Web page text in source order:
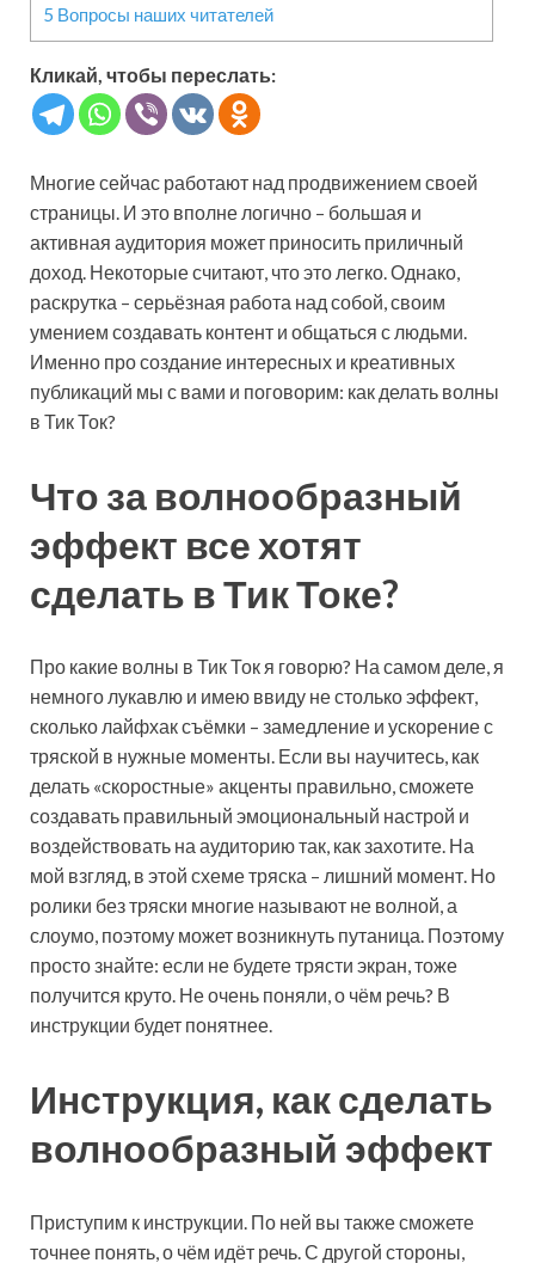
5 Вопросы наших читателей
Кликай, чтобы переслать:
Многие сейчас работают над продвижением своей
страницы. И это вполне логично – большая и
активная аудитория может приносить приличный
доход. Некоторые считают, что это легко. Однако,
раскрутка – серьёзная работа над собой, своим
умением создавать контент и общаться с людьми.
Именно про создание интересных и креативных
публикаций мы с вами и поговорим: как делать волны
в Тик Ток?
Что за волнообразный
эффект все хотят
сделать в Тик Токе?
Про какие волны в Тик Ток я говорю? На самом деле, я
немного лукавлю и имею ввиду не столько эффект,
сколько лайфхак съёмки – замедление и ускорение с
тряской в нужные моменты. Если вы научитесь, как
делать «скоростные» акценты правильно, сможете
создавать правильный эмоциональный настрой и
воздействовать на аудиторию так, как захотите. На
мой взгляд, в этой схеме тряска – лишний момент. Но
ролики без тряски многие называют не волной, а
слоумо, поэтому может возникнуть путаница. Поэтому
просто знайте: если не будете трясти экран, тоже
получится круто. Не очень поняли, о чём речь? В
инструкции будет понятнее.
Инструкция, как сделать
волнообразный эффект
Приступим к инструкции. По ней вы также сможете
точнее понять, о чём идёт речь. С другой стороны,